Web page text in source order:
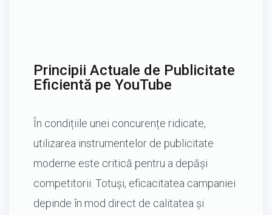
Principii Actuale de Publicitate
Eficientă pe YouTube
În condițiile unei concurențe ridicate,
utilizarea instrumentelor de publicitate
moderne este critică pentru a depăși
competitorii. Totuși, eficacitatea campaniei
depinde în mod direct de calitatea și